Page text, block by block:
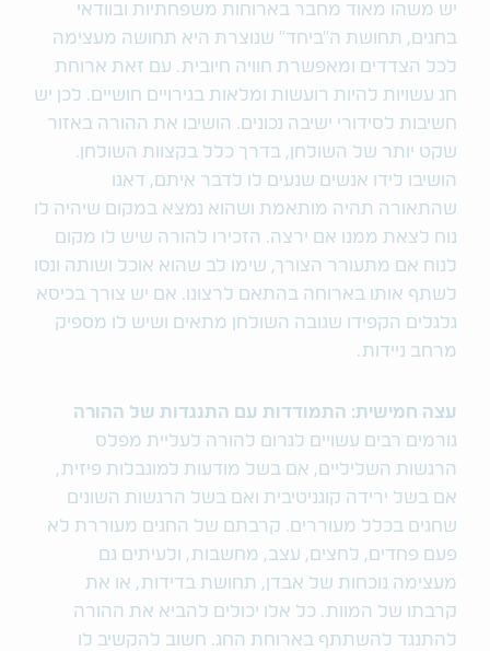
יש משהו מאוד מחבר בארוחות משפחתיות ובוודאי
בחגים, תחושת ה"ביחד" שנוצרת היא תחושה מעצימה
לכל הצדדים ומאפשרת חוויה חיובית. עם זאת ארוחת
חג עשויות להיות רועשות ומלאות בגירויים חושיים. לכן יש
חשיבות לסידורי ישיבה נכונים. הושיבו את ההורה באזור
שקט יותר של השולחן, בדרך כלל בקצוות השולחן.
הושיבו לידו אנשים שנעים לו לדבר איתם, דאגו
שהתאורה תהיה מותאמת ושהוא נמצא במקום שיהיה לו
נוח לצאת ממנו אם ירצה. הזכירו להורה שיש לו מקום
לנוח אם מתעורר הצורך, שימו לב שהוא אוכל ושותה ונסו
לשתף אותו בארוחה בהתאם לרצונו. אם יש צורך בכיסא
גלגלים הקפידו שגובה השולחן מתאים ושיש לו מספיק
מרחב ניידות.
עצה חמישית: התמודדות עם התנגדות של ההורה
גורמים רבים עשויים לגרום להורה לעליית מפלס
הרגשות השליליים, אם בשל מודעות למוגבלות פיזית,
אם בשל ירידה קוגניטיבית ואם בשל הרגשות השונים
שחגים בכלל מעוררים. קרבתם של החגים מעוררת לא
פעם פחדים, לחצים, עצב, מחשבות, ולעיתים גם
מעצימה נוכחות של אבדן, תחושת בדידות, או את
קרבתו של המוות. כל אלו יכולים להביא את ההורה
להתנגד להשתתף בארוחת החג. חשוב להקשיב לו